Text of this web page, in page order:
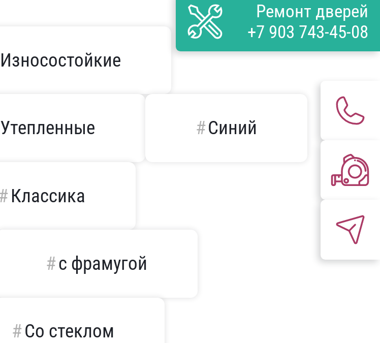
Износостойкие
Утепленные Синий
Классика
с фрамугой
Со стеклом
Ремонт дверей
+7 903 743-45-08